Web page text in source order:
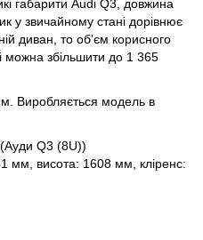
габарити Audi Q3, довжина
у звичайному стані дорівнює
диван, то об'єм корисного
можна збільшити до 1 365
Виробляється модель в
Q3 (8U))
мм, висота: 1608 мм, кліренс: